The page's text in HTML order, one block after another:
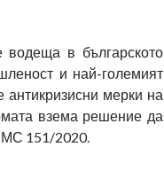
водеща в българското
и най-големият
мерки на
взема решение да
151/2020.